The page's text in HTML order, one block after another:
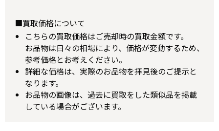
■買取価格について
こちらの買取価格はご売却時の買取金額です。
お品物は日々の相場により、価格が変動するため、
参考価格とお考えください。
詳細な価格は、実際のお品物を拝見後のご提示と
なります。
お品物の画像は、過去に買取をした類似品を掲載
している場合がございます。